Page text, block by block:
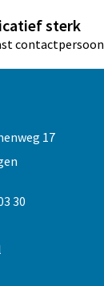
sterk
contactpersoon
17
30